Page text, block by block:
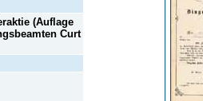
(Auflage
Curt